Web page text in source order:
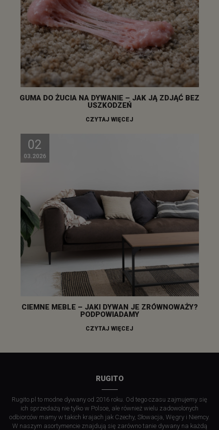
GUMA DO ŻUCIA NA DYWANIE – JAK JĄ ZDJĄĆ BEZ
USZKODZEŃ
CZYTAJ WIĘCEJ
02
03.2026
CIEMNE MEBLE – JAKI DYWAN JE ZRÓWNOWAŻY?
PODPOWIADAMY
CZYTAJ WIĘCEJ
RUGITO
Rugito.pl to modne dywany od 2016 roku. Od tego czasu zajmujemy się
ich sprzedażą nie tylko w Polsce, ale również wielu zadowolonych
odbiorców mamy w takich krajach jak Czechy, Słowacja, Węgry i Niemcy.
W naszym asortymencie znajdują się zarówno tanie dywany na każdą